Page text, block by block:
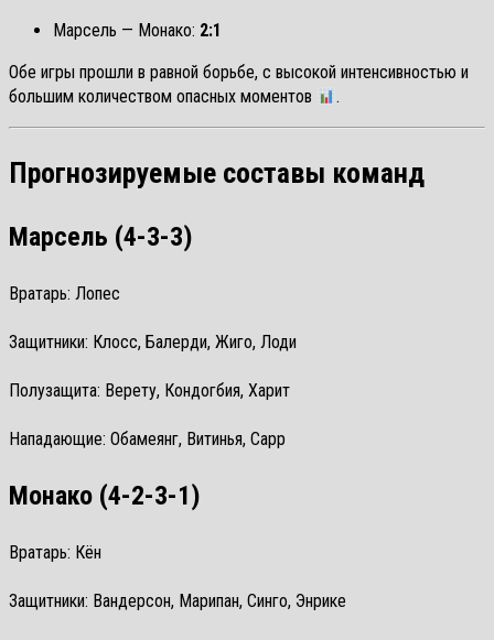
Марсель — Монако: 2:1
Обе игры прошли в равной борьбе, с высокой интенсивностью и
большим количеством опасных моментов
.
Прогнозируемые составы команд
Марсель (4-3-3)
Вратарь: Лопес
Защитники: Клосс, Балерди, Жиго, Лоди
Полузащита: Верету, Кондогбия, Харит
Нападающие: Обамеянг, Витинья, Сарр
Монако (4-2-3-1)
Вратарь: Кён
Защитники: Вандерсон, Марипан, Синго, Энрике